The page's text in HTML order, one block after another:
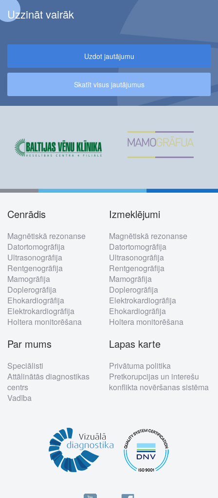
Uzzināt vairāk
Uzdot jautājumu
Skatīt visus jautājumus
Footer
menu
Cenrādis
Magnētiskā rezonanse
Datortomogrāfija
Ultrasonogrāfija
Rentgenogrāfija
Mamogrāfija
Doplerogrāfija
Ehokardiogrāfija
Elektrokardiogrāfija
Holtera monitorēšana
Izmeklējumi
Magnētiskā rezonanse
Datortomogrāfija
Ultrasonogrāfija
Rentgenogrāfija
Mamogrāfija
Doplerogrāfija
Elektrokardiogrāfija
Ehokardiogrāfija
Holtera monitorēšana
Par mums
Speciālisti
Attālinātās diagnostikas
centrs
Vadība
Lapas karte
Privātuma politika
Pretkorupcijas un interešu
konflikta novēršanas sistēma